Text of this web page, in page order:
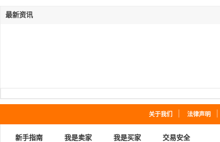
最新资讯
关于我们 法律声明
新手指南 我是卖家 我是买家 交易安全